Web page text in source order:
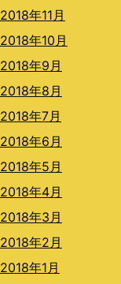
2018年11月
2018年10月
2018年9月
2018年8月
2018年7月
2018年6月
2018年5月
2018年4月
2018年3月
2018年2月
2018年1月